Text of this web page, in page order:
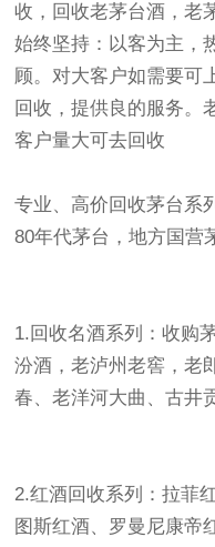
收，回收老茅台酒，老
始终坚持：以客为主，
顾。对大客户如需要可
回收，提供良的服务。
客户量大可去回收
专业、高价回收茅台系
80年代茅台，地方国营
1.回收名酒系列：收购
汾酒，老泸州老窖，老
春、老洋河大曲、古井
2.红酒回收系列：拉菲
图斯红酒、罗曼尼康帝